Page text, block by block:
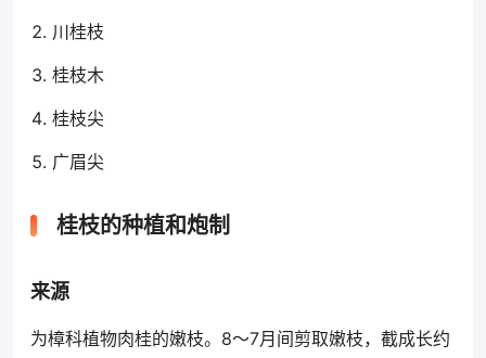
川桂枝
桂枝木
桂枝尖
广眉尖
桂枝的种植和炮制
来源
为樟科植物肉桂的嫩枝。8～7月间剪取嫩枝，截成长约